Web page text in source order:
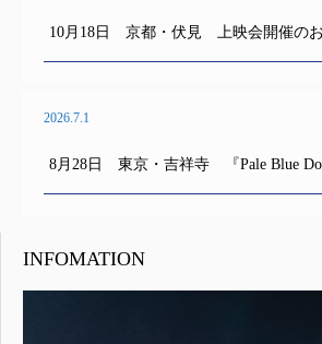
10月18日 京都・伏見 上映会開催の
2026.7.1
8月28日 東京・吉祥寺 『Pale Blue
INFOMATION